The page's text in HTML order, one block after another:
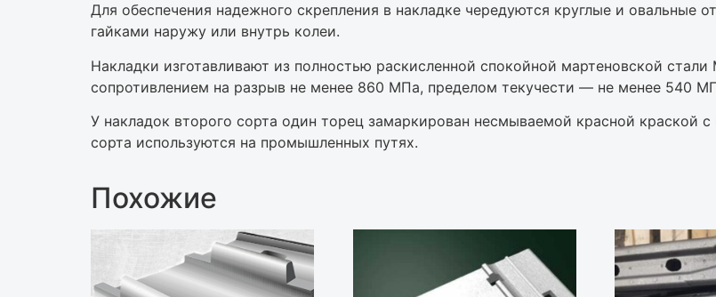
Для обеспечения надежного скрепления в накладке чередуются круглые и овальные
гайками наружу или внутрь колеи.
Накладки изготавливают из полностью раскисленной спокойной мартеновской
сопротивлением на разрыв не менее 860 МПа, пределом текучести — не менее 540
У накладок второго сорта один торец замаркирован несмываемой красной
сорта используются на промышленных путях.
Похожие